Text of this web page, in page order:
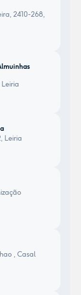
2410-268,
Leiria
, Casal